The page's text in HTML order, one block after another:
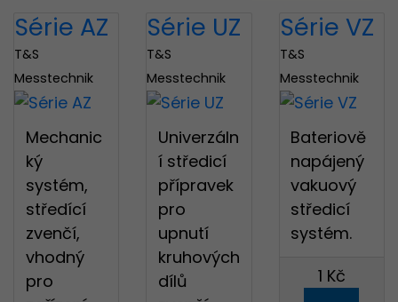
Série AZ
T&S
Messtechnik
Mechanic
ký
systém,
středící
zvenčí,
vhodný
pro
Série UZ
T&S
Messtechnik
Univerzáln
í středicí
přípravek
pro
upnutí
kruhových
dílů
Série VZ
T&S
Messtechnik
Bateriově
napájený
vakuový
středicí
systém.
1 Kč
Děkujeme